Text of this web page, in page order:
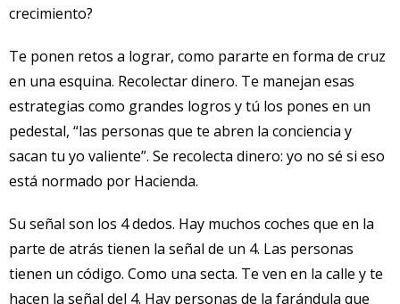
crecimiento?
Te ponen retos a lograr, como pararte en forma de cruz
en una esquina. Recolectar dinero. Te manejan esas
estrategias como grandes logros y tú los pones en un
pedestal, “las personas que te abren la conciencia y
sacan tu yo valiente”. Se recolecta dinero: yo no sé si eso
está normado por Hacienda.
Su señal son los 4 dedos. Hay muchos coches que en la
parte de atrás tienen la señal de un 4. Las personas
tienen un código. Como una secta. Te ven en la calle y te
hacen la señal del 4. Hay personas de la farándula que